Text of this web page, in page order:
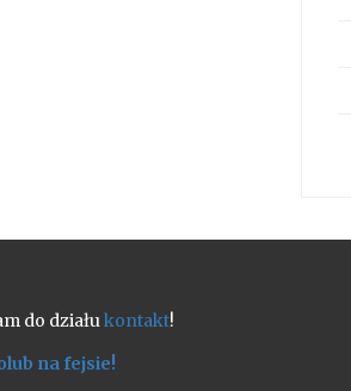
do działukontakt!
na fejsie!